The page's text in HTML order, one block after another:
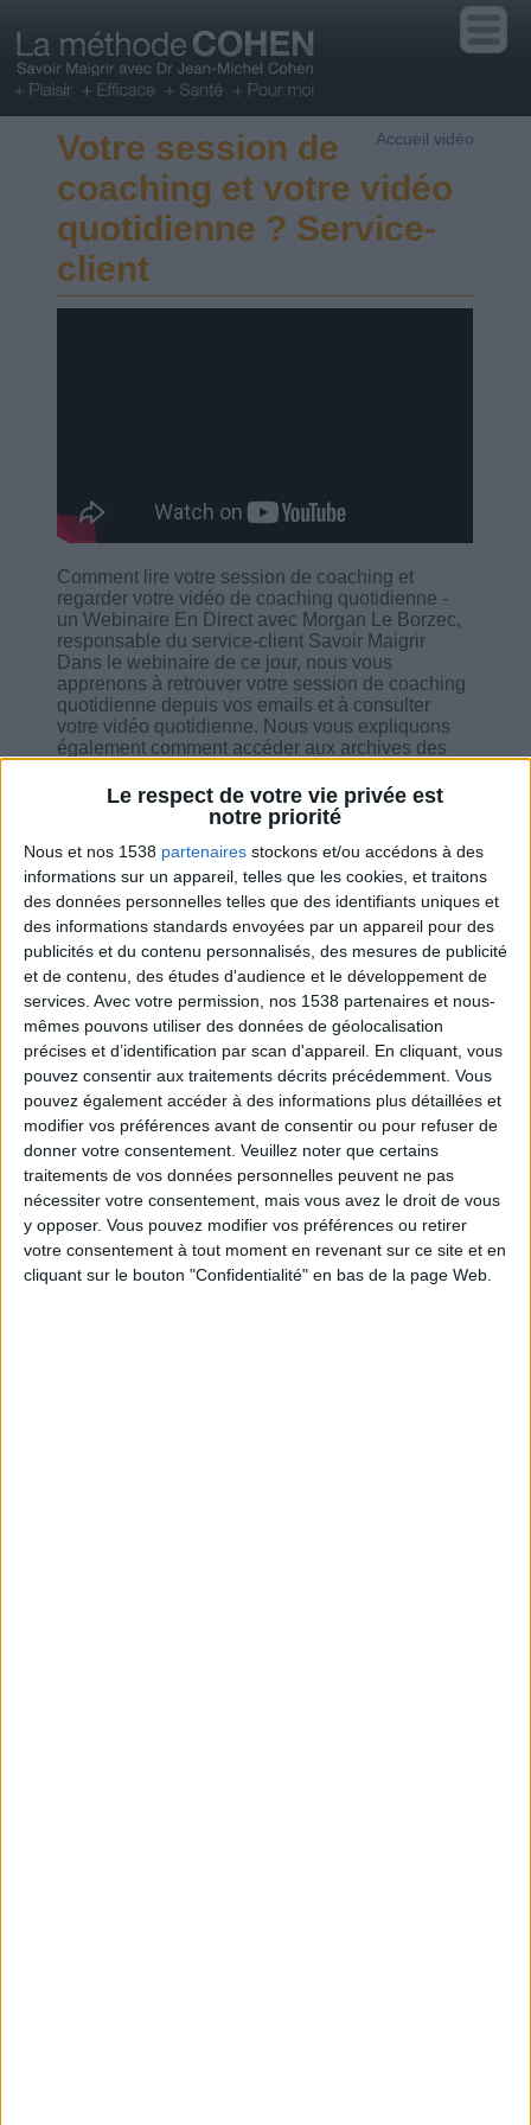
Le respect de votre vie privée est
notre priorité
Nous et nos 1538 partenaires stockons et/ou accédons à des
informations sur un appareil, telles que les cookies, et traitons
des données personnelles telles que des identifiants uniques et
des informations standards envoyées par un appareil pour des
publicités et du contenu personnalisés, des mesures de publicité
et de contenu, des études d'audience et le développement de
services. Avec votre permission, nos 1538 partenaires et nous-
mêmes pouvons utiliser des données de géolocalisation
précises et d’identification par scan d'appareil. En cliquant, vous
pouvez consentir aux traitements décrits précédemment. Vous
pouvez également accéder à des informations plus détaillées et
modifier vos préférences avant de consentir ou pour refuser de
donner votre consentement. Veuillez noter que certains
traitements de vos données personnelles peuvent ne pas
nécessiter votre consentement, mais vous avez le droit de vous
y opposer. Vous pouvez modifier vos préférences ou retirer
votre consentement à tout moment en revenant sur ce site et en
cliquant sur le bouton "Confidentialité" en bas de la page Web.
Accueil vidéo
Votre session de
coaching et votre vidéo
quotidienne ? Service-
client
Comment lire votre session de coaching et
regarder votre vidéo de coaching quotidienne -
un Webinaire En Direct avec Morgan Le Borzec,
responsable du service-client Savoir Maigrir
Dans le webinaire de ce jour, nous vous
apprenons à retrouver votre session de coaching
quotidienne depuis vos emails et à consulter
votre vidéo quotidienne. Nous vous expliquons
également comment accéder aux archives des
le début de votre programme.
Combien de kilos souhaitez-vous perdre ?
Moins de
5 kilos
De 5 à 10
kilos
Plus de
10 kilos
Service-client & Motivation Voir tout
Les équipes du Service-client et de la
Communauté Savoir Maigrir vous aident
chaque semaine à vous rapprocher
sereinement de votre objectif minceur.